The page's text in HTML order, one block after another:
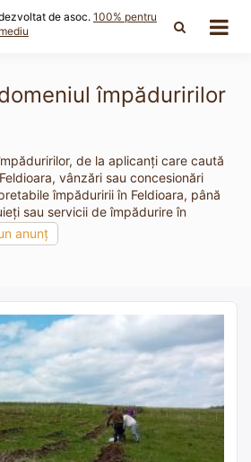
de asoc. 100% pentru
mediu
împăduririlor
de la aplicanți care caută
vânzări sau concesionări
împăduririi în Feldioara, până
sau servicii de împădurire în
anunț